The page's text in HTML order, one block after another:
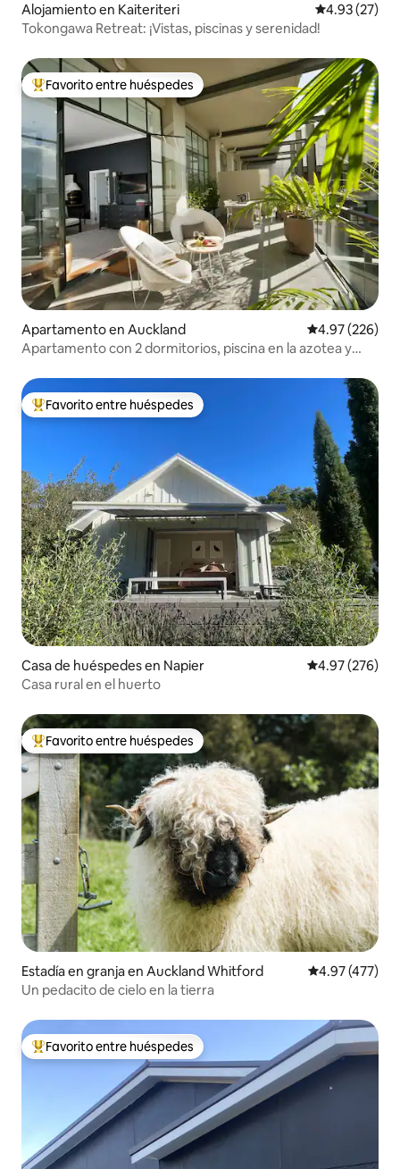
Alojamiento en Kaiteriteri Calificación
4.93 (27)
Tokongawa Retreat: ¡Vistas, piscinas y serenidad!
Favorito entre huéspedes preferido
Favorito entre huéspedes
Apartamento en Auckland Calificación
4.97 (226)
Apartamento con 2 dormitorios, piscina en la azotea y
Favorito entre huéspedes preferido
Favorito entre huéspedes
Casa de huéspedes en Napier Calificación
4.97 (276)
Casa rural en el huerto
Favorito entre huéspedes preferido
Favorito entre huéspedes
Estadía en granja en Auckland Whitford Calificación
4.97 (477)
Un pedacito de cielo en la tierra
Favorito entre huéspedes preferido
Favorito entre huéspedes